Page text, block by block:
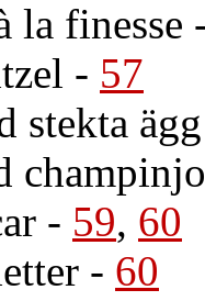
la finesse
- 57
stekta ägg
- 59, 60
- 60